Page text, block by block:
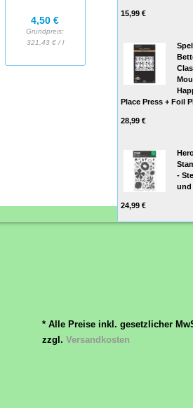
4,50 €
Grundpreis:
321,43 € / l
4,50 €
321,43 € / l
15,99 €
Place Press + Foil
28,99 €
-
und
24,99 €
* Alle Preise inkl. gesetzlicher
zzgl. Versandkosten